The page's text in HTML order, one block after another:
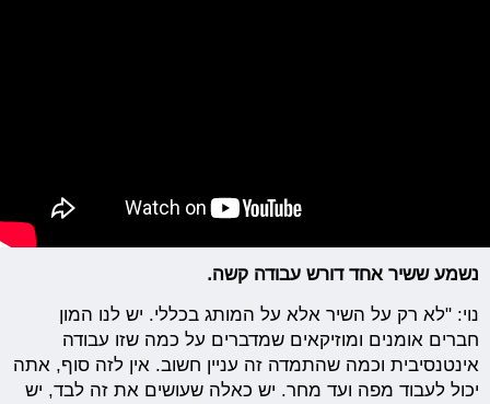
נשמע ששיר אחד דורש עבודה קשה.
נוי: "לא רק על השיר אלא על המותג בכללי. יש לנו המון
חברים אומנים ומוזיקאים שמדברים על כמה שזו עבודה
אינטנסיבית וכמה שהתמדה זה עניין חשוב. אין לזה סוף, אתה
יכול לעבוד מפה ועד מחר. יש כאלה שעושים את זה לבד, יש